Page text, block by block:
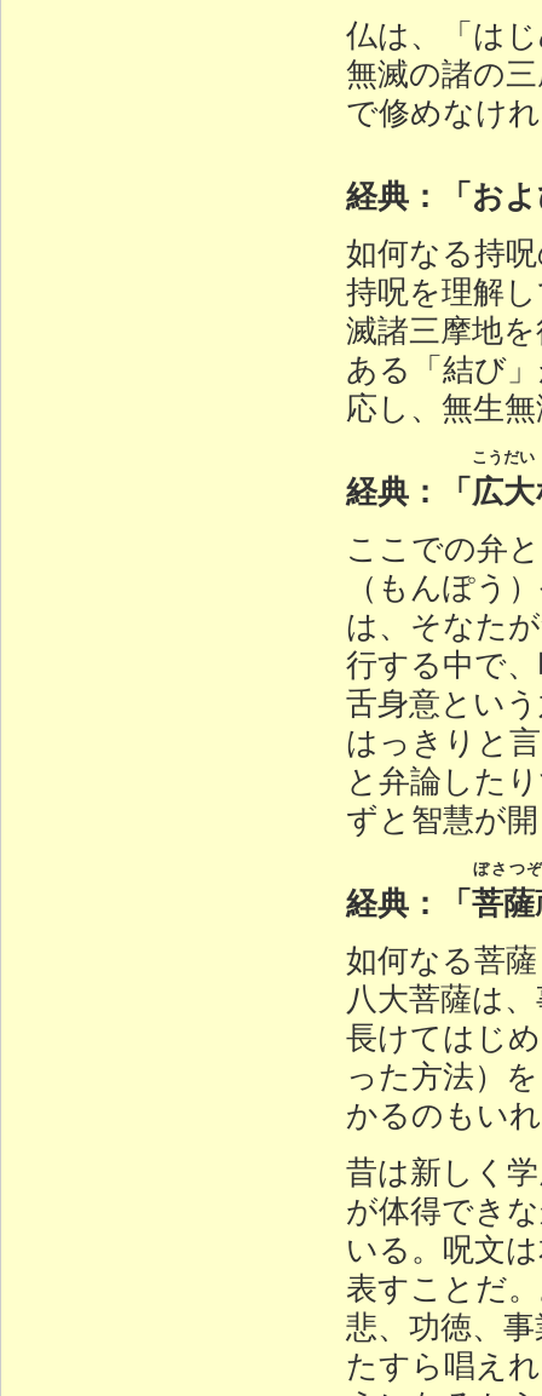
仏は、「は
無滅の諸の
で修めなけ
経典：「お
如何なる持
持呪を理解
滅諸三摩地
ある「結び
応し、無生
経典：「広大
こうだい
ここでの弁
（もんぽう
は、そなた
行する中で
舌身意とい
はっきりと
と弁論した
ずと智慧が
経典：「菩
ぼさつ
如何なる菩
八大菩薩は
長けてはじ
った方法）
かるのもい
昔は新しく
が体得でき
いる。呪文
表すことだ
悲、功徳、
たすら唱え